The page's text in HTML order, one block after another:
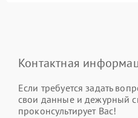
Контактная
Если требуется задать
свои данные и дежурный
проконсультирует Вас!